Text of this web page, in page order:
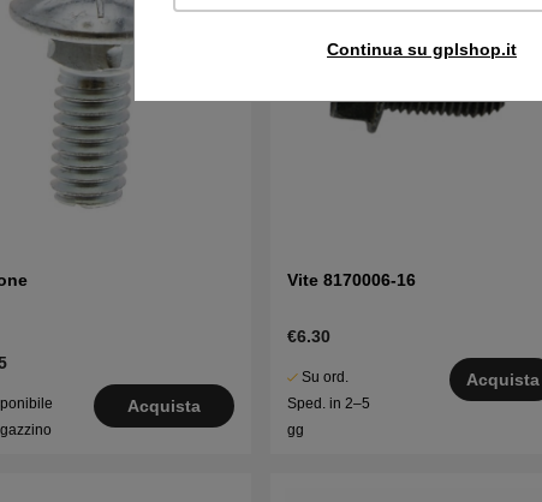
Continua su gplshop.it
Acquista
Vite 8170006-16
€6.30
Su ord.
Sped. in 2–5
gg
Acquista